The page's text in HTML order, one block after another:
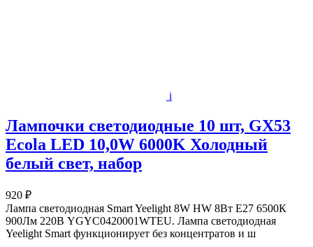
i
Лампочки светодиодные 10 шт, GX53
Ecola LED 10,0W 6000K Холодный
белый свет, набор
920 ₽
Лампа светодиодная Smart Yeelight 8W HW 8Вт E27 6500К
900Лм 220В YGYC0420001WTEU. Лампа светодиодная
Yeelight Smart функционирует без концентратов и ш